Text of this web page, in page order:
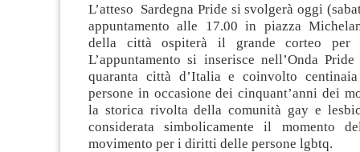
L’atteso Sardegna Pride si svolgerà oggi
appuntamento alle 17.00 in piazza
della città ospiterà il grande corteo
L’appuntamento si inserisce nell’Onda
quaranta città d’Italia e coinvolto
persone in occasione dei cinquant’anni dei
la storica rivolta della comunità gay e
considerata simbolicamente il momento
movimento per i diritti delle persone lgbtq.